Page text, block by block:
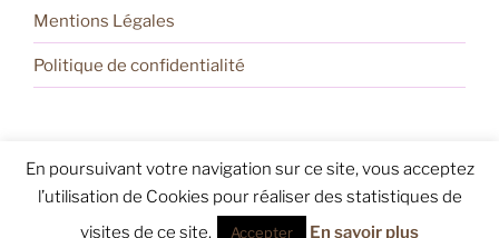
Mentions Légales
Politique de confidentialité
Politique de confidentialité
WordPress
En poursuivant votre navigation sur ce site, vous acceptez
l’utilisation de Cookies pour réaliser des statistiques de
visites de ce site.
Accepter En savoir plus